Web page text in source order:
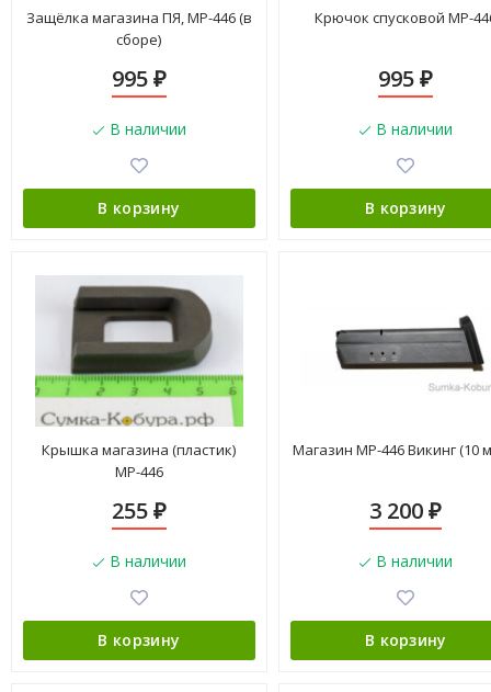
Защёлка магазина ПЯ, МР-446 (в
сборе)
995 ₽
В наличии
В корзину
Крючок спусковой МР-
995₽
В наличии
В корзину
Крышка магазина (пластик)
МР-446
255 ₽
В наличии
В корзину
Магазин МР-446 Викинг (10
3 200₽
В наличии
В корзину